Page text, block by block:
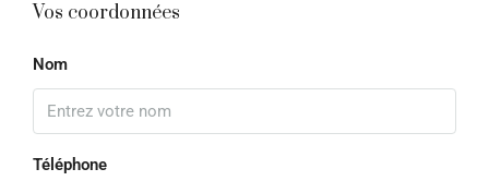
Vos coordonnées
Nom
Téléphone